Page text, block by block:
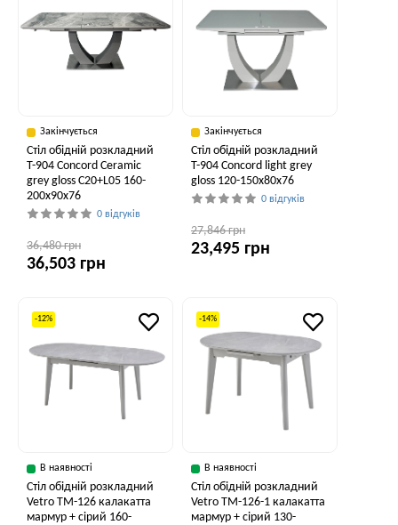
Закінчується
Стіл обідній розкладний
T-904 Concord Ceramic
grey gloss C20+L05 160-
200x90x76
0 відгуків
36,480 грн
36,503 грн
Закінчується
Стіл обідній розкладний
T-904 Concord light grey
gloss 120-150x80x76
0 відгуків
27,846 грн
23,495 грн
-12%
В наявності
Стіл обідній розкладний
Vetro TM-126 калакатта
мармур + сірий 160-
-14%
В наявності
Стіл обідній розкладний
Vetro TM-126-1 калакатта
мармур + сірий 130-